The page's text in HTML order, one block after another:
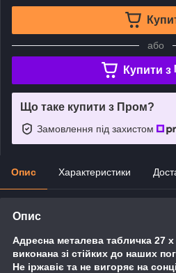
або
Купити з
Що таке купити з Пром?
Замовлення під захистом
Опис Характеристики
Опис
Адресна металева табличка 27
виконана зі стійких до наших
Не іржавіє та не вигоряє на